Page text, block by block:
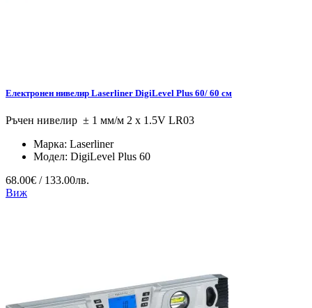
Електронен нивелир Laserliner DigiLevel Plus 60/ 60 см
Ръчен нивелир ± 1 мм/м 2 x 1.5V LR03
Марка: Laserliner
Модел: DigiLevel Plus 60
68.00€ / 133.00лв.
Виж